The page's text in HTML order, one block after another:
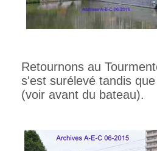
Retournons au
s'est surélevé tandis
(voir avant du bateau).